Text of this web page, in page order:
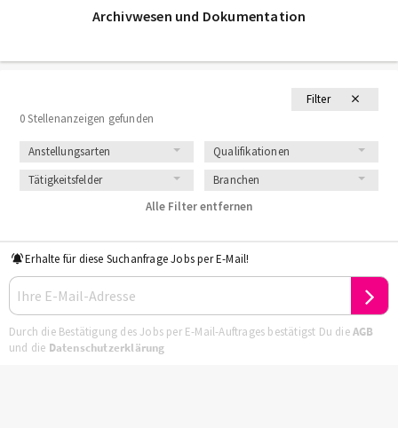
Filter
0 Stellenanzeigen gefunden
Anstellungsarten
Qualifikationen
Tätigkeitsfelder
Branchen
Alle Filter entfernen
Erhalte für diese Suchanfrage Jobs per E-Mail!
Durch die Bestätigung des Jobs per E-Mail-Auftrages bestätigst Du dieAGB
und die Datenschutzerklärung
Archivwesen und Dokumentation